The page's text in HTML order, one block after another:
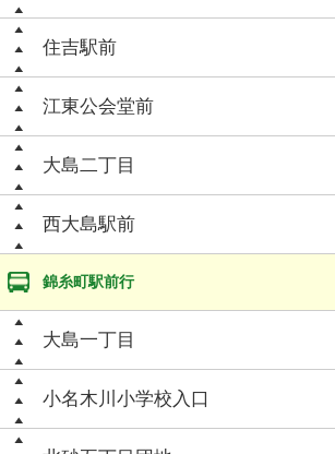
住吉駅前
江東公会堂前
大島二丁目
西大島駅前
錦糸町駅前行
大島一丁目
小名木川小学校入口